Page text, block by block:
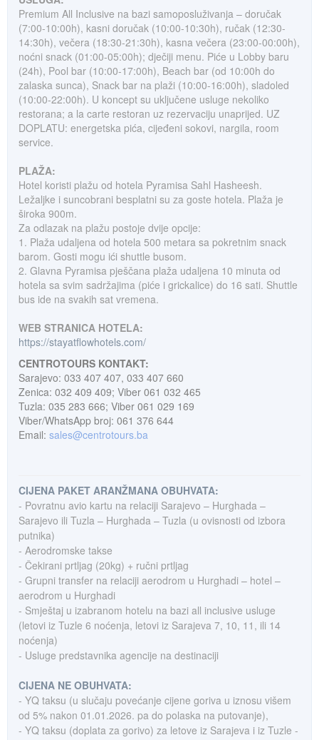
Premium All Inclusive na bazi samoposluživanja – doručak
(7:00-10:00h), kasni doručak (10:00-10:30h), ručak (12:30-
14:30h), večera (18:30-21:30h), kasna večera (23:00-00:00h),
noćni snack (01:00-05:00h); dječiji menu. Piće u Lobby baru
(24h), Pool bar (10:00-17:00h), Beach bar (od 10:00h do
zalaska sunca), Snack bar na plaži (10:00-16:00h), sladoled
(10:00-22:00h). U koncept su uključene usluge nekoliko
restorana; a la carte restoran uz rezervaciju unaprijed. UZ
DOPLATU: energetska pića, cijeđeni sokovi, nargila, room
service.
PLAŽA:
Hotel koristi plažu od hotela Pyramisa Sahl Hasheesh.
Ležaljke i suncobrani besplatni su za goste hotela. Plaža je
široka 900m.
Za odlazak na plažu postoje dvije opcije:
1. Plaža udaljena od hotela 500 metara sa pokretnim snack
barom. Gosti mogu ići shuttle busom.
2. Glavna Pyramisa pješčana plaža udaljena 10 minuta od
hotela sa svim sadržajima (piće i grickalice) do 16 sati. Shuttle
bus ide na svakih sat vremena.
WEB STRANICA HOTELA:
https://stayatflowhotels.com/
CENTROTOURS KONTAKT:
Sarajevo: 033 407 407, 033 407 660
Zenica: 032 409 409; Viber 061 032 465
Tuzla: 035 283 666; Viber 061 029 169
Viber/WhatsApp broj: 061 376 644
Email: sales@centrotours.ba
CIJENA PAKET ARANŽMANA OBUHVATA:
- Povratnu avio kartu na relaciji Sarajevo – Hurghada –
Sarajevo ili Tuzla – Hurghada – Tuzla (u ovisnosti od izbora
putnika)
- Aerodromske takse
- Čekirani prtljag (20kg) + ručni prtljag
- Grupni transfer na relaciji aerodrom u Hurghadi – hotel –
aerodrom u Hurghadi
- Smještaj u izabranom hotelu na bazi all inclusive usluge
(letovi iz Tuzle 6 noćenja, letovi iz Sarajeva 7, 10, 11, ili 14
noćenja)
- Usluge predstavnika agencije na destinaciji
CIJENA NE OBUHVATA:
- YQ taksu (u slučaju povećanje cijene goriva u iznosu višem
od 5% nakon 01.01.2026. pa do polaska na putovanje),
- YQ taksu (doplata za gorivo) za letove iz Sarajeva i iz Tuzle -